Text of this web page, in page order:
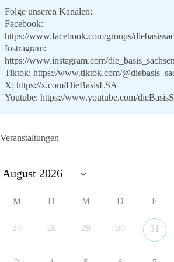
Folge unseren Kanälen:
Facebook:
https://www.facebook.com/groups/
Instragram:
https://www.instagram.com/
Tiktok: https://www.tiktok.com/
X: https://x.com/DieBasisLSA
Youtube: https://www.youtube.com/
lohnt, dieBasis zu wählen.
Veranstaltungen
M D M D F
27 28 29 30 31